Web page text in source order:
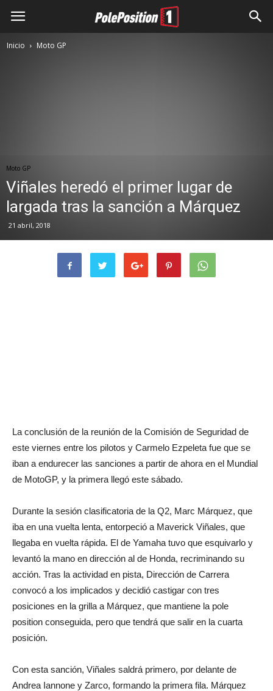
Inicio Moto GP
Moto GP
Viñales heredó el primer lugar de
largada tras la sanción a Márquez
21 abril, 2018
La conclusión de la reunión de la Comisión de Seguridad de
este viernes entre los pilotos y Carmelo Ezpeleta fue que se
iban a endurecer las sanciones a partir de ahora en el Mundial
de MotoGP, y la primera llegó este sábado.
Durante la sesión clasificatoria de la Q2, Marc Márquez, que
iba en una vuelta lenta, entorpeció a Maverick Viñales, que
llegaba en vuelta rápida. El de Yamaha tuvo que esquivarlo y
levantó la mano en dirección al de Honda, recriminando su
acción. Tras la actividad en pista, Dirección de Carrera
convocó a los implicados y decidió castigar con tres
posiciones en la grilla a Márquez, que mantiene la pole
position conseguida, pero que tendrá que salir en la cuarta
posición.
Con esta sanción, Viñales saldrá primero, por delante de
Andrea Iannone y Zarco, formando la primera fila. Márquez